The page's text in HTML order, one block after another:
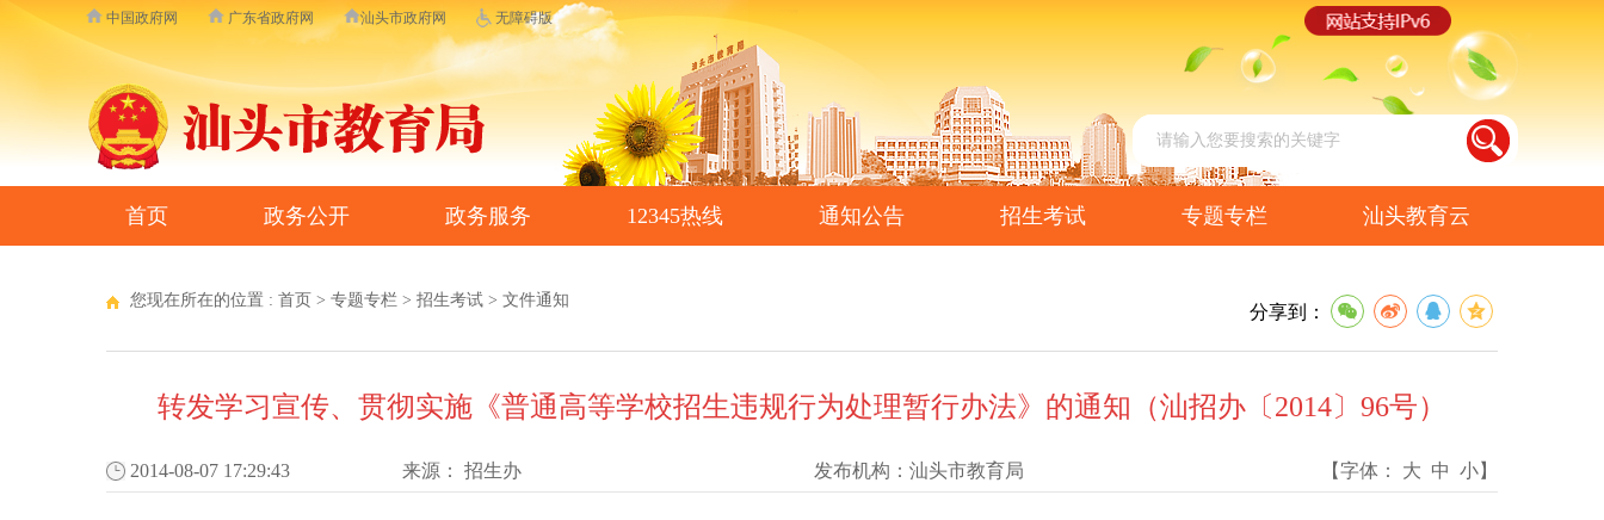
中国政府网 广东省政府网 汕头市政府网 无障碍版
首页 政务公开 政务服务 12345热线 通知公告 招生考试 专题专栏 汕头教育云
您现在所在的位置 : 首页 > 专题专栏 > 招生考试 > 文件通知
分享到：
转发学习宣传、贯彻实施《普通高等学校招生违规行为处理暂行办法》的通知（汕招办〔2014〕96号）
2014-08-07 17:29:43 来源： 招生办 发布机构： 汕头市教育局 【字体： 大 中 小】